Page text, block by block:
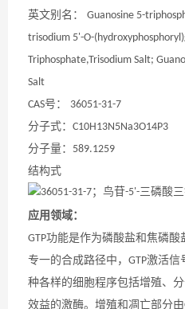
英文别名：
Guanosine 5-
trisodium 5'-O-
Triphosphate,Trisodium Salt;
Salt
CAS号：
36051-31-7
分子式： C10H13N5Na3O14P3
分子量： 589.1259
结构式
应用领域：
GTP功能是作为磷酸盐和焦磷
专一的合成路径中， GTP激活信
种各样的细胞程序包括增殖、
效益的激酶。增殖和凋亡部分由